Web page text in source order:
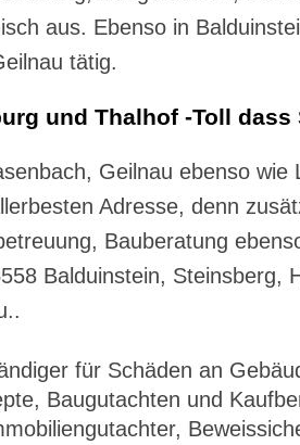
aus. Ebenso in
tätig.
und Thalhof -Toll
Geilnau ebenso wie
Adresse, denn
Bauberatung
Balduinstein, Steinsberg,
für Schäden an
Baugutachten und